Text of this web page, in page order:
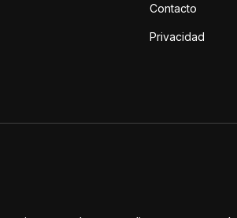
Contacto
Privacidad